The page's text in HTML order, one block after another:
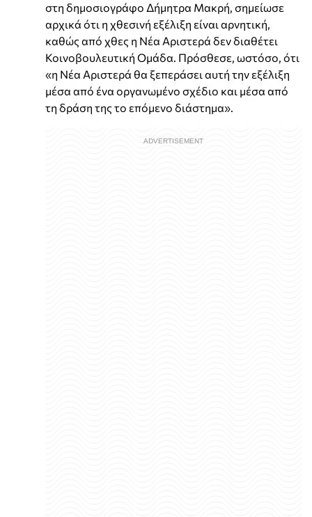
στη δημοσιογράφο Δήμητρα Μακρή, σημείωσε
αρχικά ότι η χθεσινή εξέλιξη είναι αρνητική,
καθώς από χθες η Νέα Αριστερά δεν διαθέτει
Κοινοβουλευτική Ομάδα. Πρόσθεσε, ωστόσο, ότι
«η Νέα Αριστερά θα ξεπεράσει αυτή την εξέλιξη
μέσα από ένα οργανωμένο σχέδιο και μέσα από
τη δράση της το επόμενο διάστημα».